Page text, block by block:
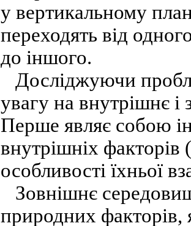
у вертикальному
переходять від
до іншого.
Досліджуючи
увагу на внутрішнє
Перше являє собою
внутрішніх факторів
особливості їхньої
Зовнішнє
природних факторів,